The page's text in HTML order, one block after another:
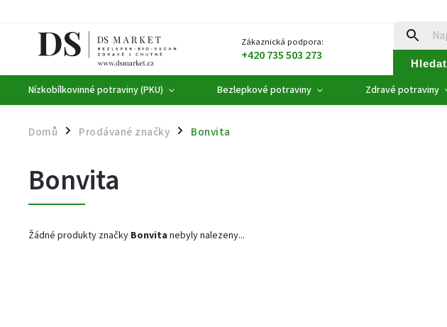
Zákaznická podpora:
+420 735 503 273 Hledat
Nízkobílkovinné potraviny (PKU) Bezlepkové potraviny Zdravé potraviny
Domů / Prodávané značky / Bonvita
Bonvita
Žádné produkty značky Bonvita nebyly nalezeny...